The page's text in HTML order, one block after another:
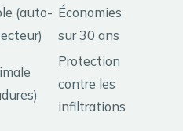
(auto- Économies
sur 30 ans
Protection
contre les
infiltrations